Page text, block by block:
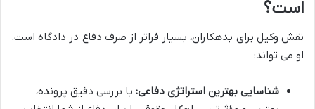
است؟
نقش وکیل برای بدهکاران، بسیار فراتر از صرف دفاع در دادگاه است.
او می تواند:
شناسایی بهترین استراتژی دفاعی: با بررسی دقیق پرونده،